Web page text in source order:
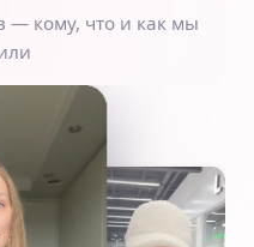
— кому, что и как мы